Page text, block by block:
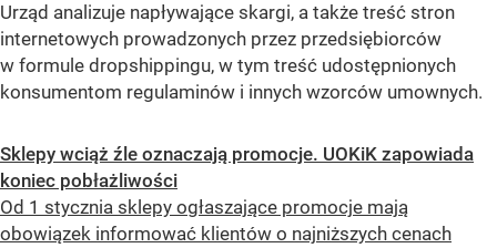
Urząd analizuje napływające skargi, a także treść stron
internetowych prowadzonych przez przedsiębiorców
w formule dropshippingu, w tym treść udostępnionych
konsumentom regulaminów i innych wzorców umownych.
Sklepy wciąż źle oznaczają promocje. UOKiK zapowiada
koniec pobłażliwości
Od 1 stycznia sklepy ogłaszające promocje mają
obowiązek informować klientów o najniższych cenach